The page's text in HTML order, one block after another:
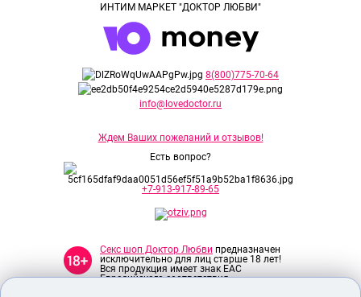
ИНТИМ МАРКЕТ "ДОКТОР ЛЮБВИ"
8(800)775-70-64
info@lovedoctor.ru
Ждем Ваших пожеланий и отзывов!
Есть вопрос?
+7-913-917-89-65
Секс шоп Доктор Любви предназначен
исключительно для лиц старше 18 лет!
Вся продукция имеет знак EAC
Евразийского соответствия.